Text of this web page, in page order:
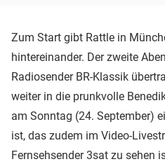
Zum Start gibt Rattle in
hintereinander. Der zweite
Radiosender BR-Klassik
weiter in die prunkvolle
am Sonntag (24. September)
ist, das zudem im Video-
Fernsehsender 3sat zu sehen